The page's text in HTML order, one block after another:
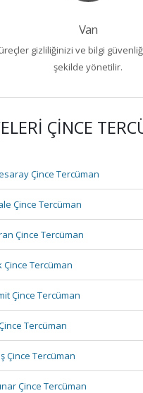
Van
gizliliğinizi ve bilgi
şekilde yönetilir.
ÇINCE
Çince Tercüman
Çince Tercüman
Çince Tercüman
Çince Tercüman
Çince Tercüman
Tercüman
Çince Tercüman
Çince Tercüman